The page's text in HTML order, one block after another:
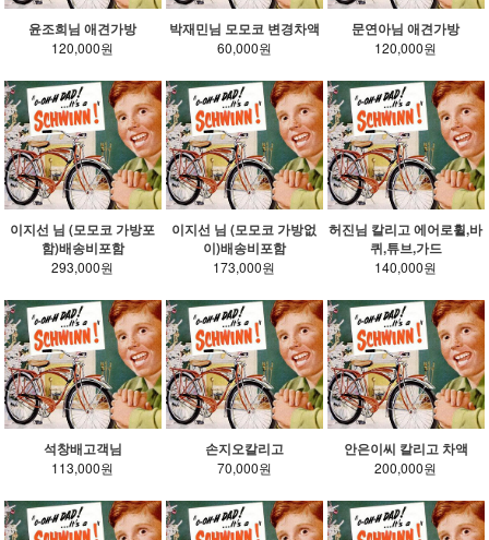
윤조희님 애견가방
120,000원
박재민님 모모코 변경차액
60,000원
문연아님 애견가방
120,000원
이지선 님 (모모코 가방포
함)배송비포함
293,000원
이지선 님 (모모코 가방없
이)배송비포함
173,000원
허진님 칼리고 에어로휠,바
퀴,튜브,가드
140,000원
석창배고객님
113,000원
손지오칼리고
70,000원
안은이씨 칼리고 차액
200,000원